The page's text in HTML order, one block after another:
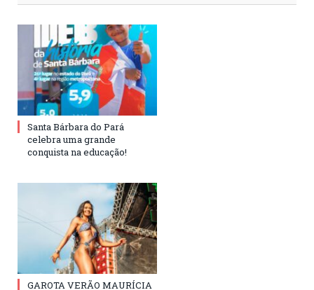
Santa Bárbara do Pará
celebra uma grande
conquista na educação!
GAROTA VERÃO MAURÍCIA